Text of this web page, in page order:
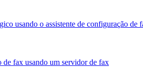
usando o assistente de configuração de
fax usando um servidor de fax